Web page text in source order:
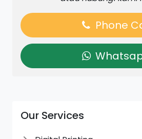
Phone
Our Services